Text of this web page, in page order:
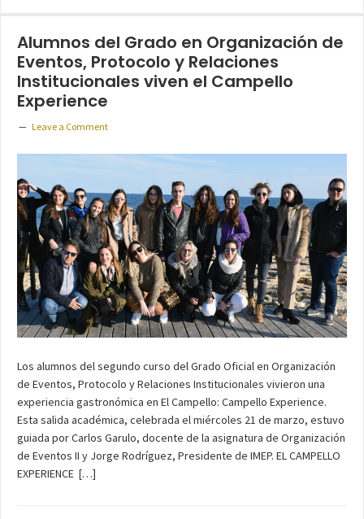
Alumnos del Grado en Organización de
Eventos, Protocolo y Relaciones
Institucionales viven el Campello
Experience
Leave a Comment
Los alumnos del segundo curso del Grado Oficial en Organización
de Eventos, Protocolo y Relaciones Institucionales vivieron una
experiencia gastronómica en El Campello: Campello Experience.
Esta salida académica, celebrada el miércoles 21 de marzo, estuvo
guiada por Carlos Garulo, docente de la asignatura de Organización
de Eventos II y Jorge Rodríguez, Presidente de IMEP. EL CAMPELLO
EXPERIENCE […]